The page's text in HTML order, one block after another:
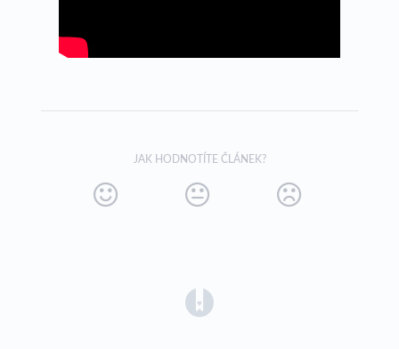
JAK HODNOTÍTE ČLÁNEK?